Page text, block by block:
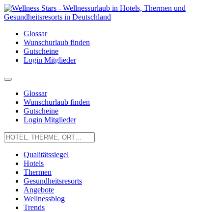
Glossar
Wunschurlaub finden
Gutscheine
Login Mitglieder
Glossar
Wunschurlaub finden
Gutscheine
Login Mitglieder
Qualitätssiegel
Hotels
Thermen
Gesundheitsresorts
Angebote
Wellnessblog
Trends